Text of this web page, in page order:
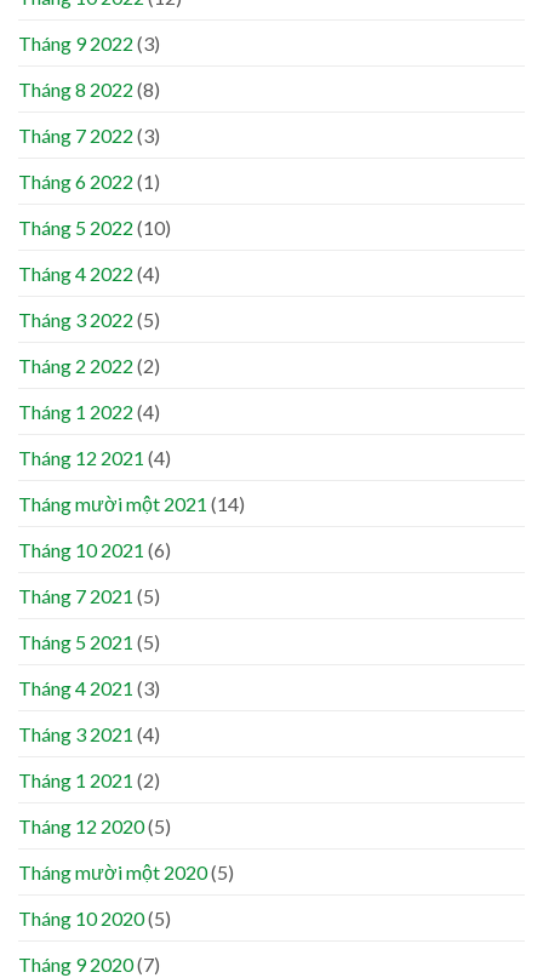
Tháng 9 2022 (3)
Tháng 8 2022 (8)
Tháng 7 2022 (3)
Tháng 6 2022 (1)
Tháng 5 2022 (10)
Tháng 4 2022 (4)
Tháng 3 2022 (5)
Tháng 2 2022 (2)
Tháng 1 2022 (4)
Tháng 12 2021 (4)
Tháng mười một 2021 (14)
Tháng 10 2021 (6)
Tháng 7 2021 (5)
Tháng 5 2021 (5)
Tháng 4 2021 (3)
Tháng 3 2021 (4)
Tháng 1 2021 (2)
Tháng 12 2020(5)
Tháng mười một 2020(5)
Tháng 10 2020(5)
Tháng 9 2020(7)